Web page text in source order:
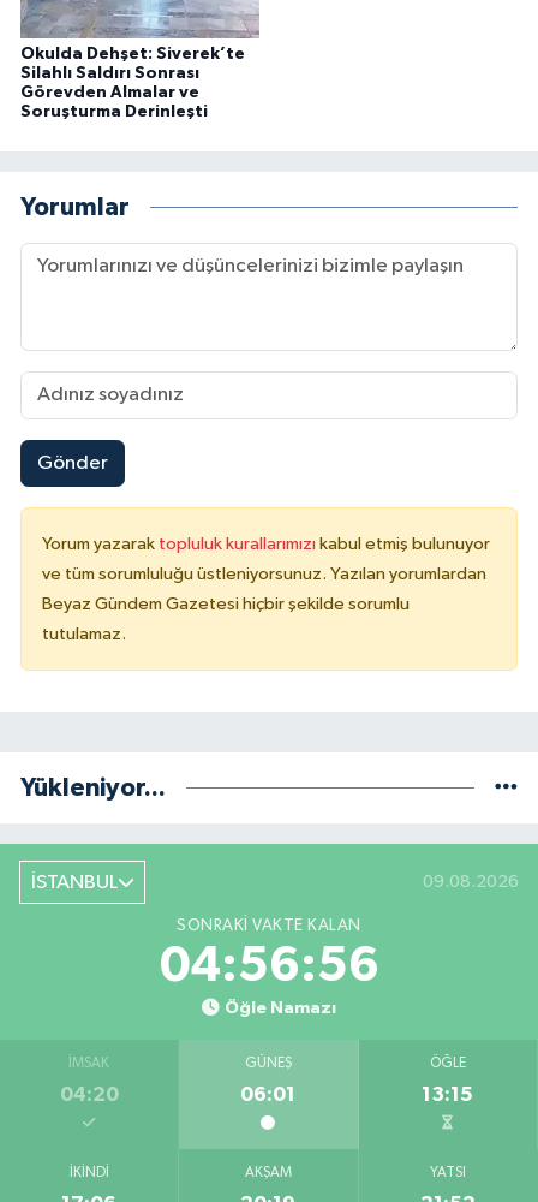
Okulda Dehşet: Siverek’te
Silahlı Saldırı Sonrası
Görevden Almalar ve
Soruşturma Derinleşti
Yorumlar
Gönder
Yorum yazarak topluluk kurallarımızı kabul etmiş bulunuyor
ve tüm sorumluluğu üstleniyorsunuz. Yazılan yorumlardan
Beyaz Gündem Gazetesi hiçbir şekilde sorumlu
tutulamaz.
Yükleniyor...
İSTANBUL 09.08.2026
SONRAKI VAKTE KALAN
04:56:55
Öğle Namazı
İMSAK
04:20
GÜNEŞ
06:01
ÖĞLE
13:15
İKINDI AKŞAM YATSI